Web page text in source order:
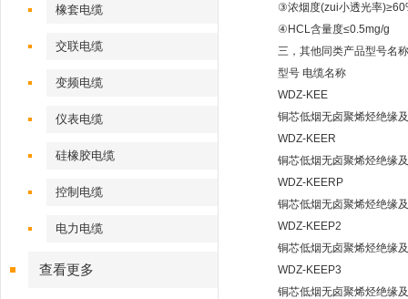
橡套电缆
交联电缆
变频电缆
仪表电缆
硅橡胶电缆
控制电缆
电力电缆
查看更多
③浓烟度(zui小透光率
④HCL含量度≤0.5mg/g
三，其他同类产品型号名
型号 电缆名称
WDZ-KEE
铜芯低烟无卤聚烯烃绝缘
WDZ-KEER
铜芯低烟无卤聚烯烃绝缘
WDZ-KEERP
铜芯低烟无卤聚烯烃绝缘
WDZ-KEEP2
铜芯低烟无卤聚烯烃绝缘
WDZ-KEEP3
铜芯低烟无卤聚烯烃绝缘